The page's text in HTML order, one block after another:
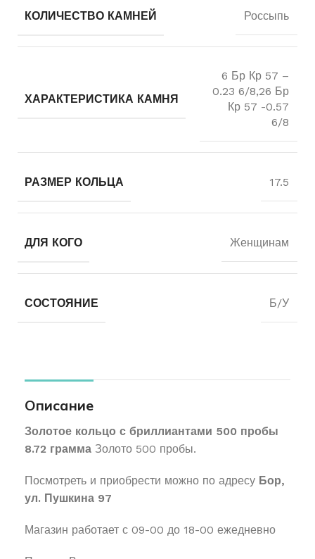
КОЛИЧЕСТВО КАМНЕЙ Россыпь
ХАРАКТЕРИСТИКА КАМНЯ
6 Бр Кр 57 –
0.23 6/8,26 Бр
Кр 57 -0.57
6/8
РАЗМЕР КОЛЬЦА 17.5
ДЛЯ КОГО Женщинам
СОСТОЯНИЕ Б/У
Описание
Золотое кольцо с бриллиантами 500 пробы
8.72 грамма Золото 500 пробы.
Посмотреть и приобрести можно по адресу Бор,
ул. Пушкина 97
Магазин работает с 09-00 до 18-00 ежедневно